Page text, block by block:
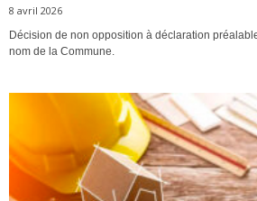
8 avril 2026
Décision de non opposition à déclaration
nom de la Commune.